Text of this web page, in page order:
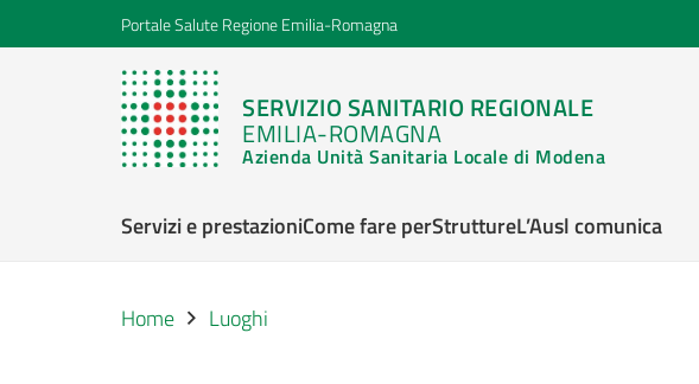
Portale Salute Regione Emilia-Romagna
SERVIZIO SANITARIO REGIONALE
EMILIA-ROMAGNA
Azienda Unità Sanitaria Locale di Modena
Servizi e prestazioniCome fare perStruttureL’Ausl comunica
Home Luoghi